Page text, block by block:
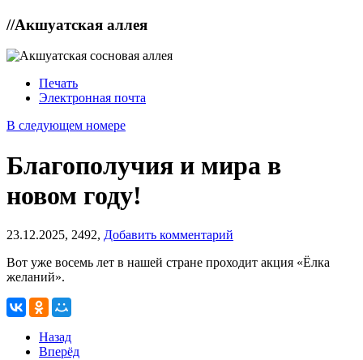
//Акшуатская аллея
Печать
Электронная почта
В следующем номере
Благополучия и мира в
новом году!
23.12.2025, 2492, Добавить комментарий
Вот уже восемь лет в нашей стране проходит акция «Ёлка
желаний».
Назад
Вперёд